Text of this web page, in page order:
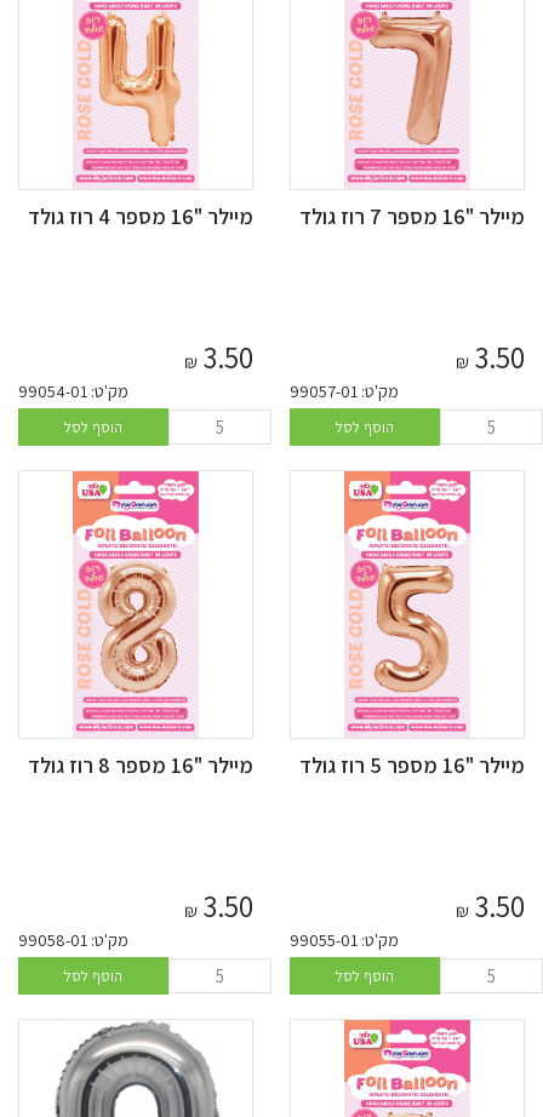
מיילר "16 מספר 7 רוז גולד
3.50
₪
מק'ט: 99057-01
הוסף לסל
מיילר "16 מספר 4 רוז גולד
3.50
₪
מק'ט: 99054-01
הוסף לסל
מיילר "16 מספר 5 רוז גולד
3.50
₪
מק'ט: 99055-01
הוסף לסל
מיילר "16 מספר 8 רוז גולד
3.50
₪
מק'ט: 99058-01
הוסף לסל